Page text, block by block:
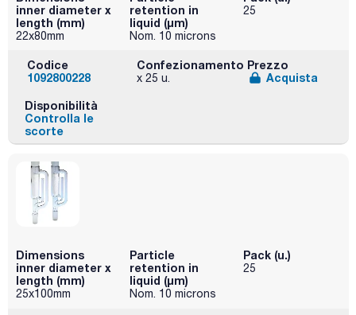
inner diameter x
length (mm)
22x80mm
retention in
liquid (μm)
Nom. 10 microns
25
Codice
1092800228
Confezionamento
x 25 u.
Prezzo
Acquista
Disponibilità
Controlla le
scorte
Dimensions
inner diameter x
length (mm)
25x100mm
Particle
retention in
liquid (μm)
Nom. 10 microns
Pack (u.)
25